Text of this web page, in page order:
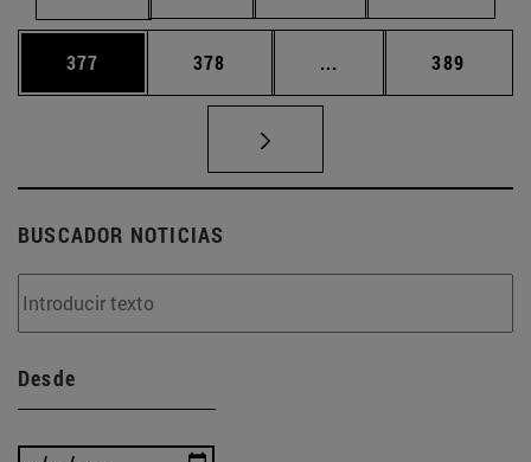
Página
377 Página
378 ... Páginas intermedias
Página
389
BUSCADOR NOTICIAS
Desde